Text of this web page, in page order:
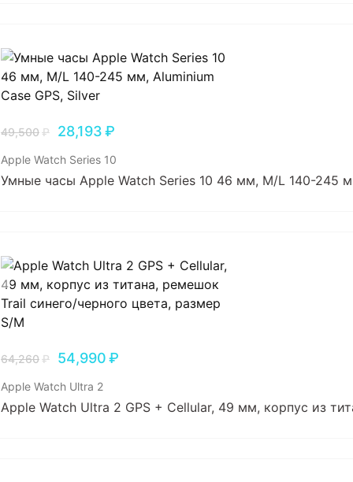
49,500₽ 28,193₽
Apple Watch Series 10
Умные часы Apple Watch Series 10 46 мм, M/L 140-245
64,260₽ 54,990₽
Apple Watch Ultra 2
Apple Watch Ultra 2 GPS + Cellular, 49 мм, корпус из